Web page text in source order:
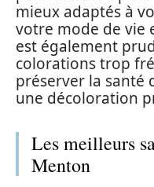
mieux adaptés à
votre mode de vie
est également
colorations trop
préserver la santé
une décoloration
Les meilleurs
Menton